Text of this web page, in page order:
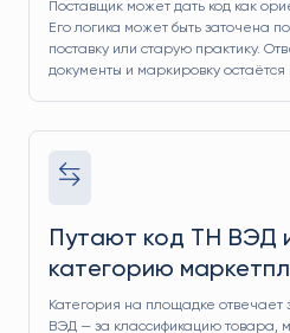
Поставщик может дать код как
Его логика может быть заточена
поставку или старую практику.
документы и маркировку
Путают код ТН ВЭД
категорию
Категория на площадке отвечает
ВЭД — за классификацию товара,